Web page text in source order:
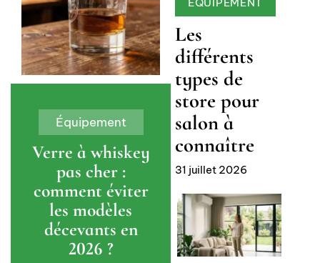
Équipement
Verre à whiskey
pas cher :
comment éviter
les modèles
décevants en
2026 ?
Les
différents
types de
store pour
salon à
connaître
31 juillet 2026